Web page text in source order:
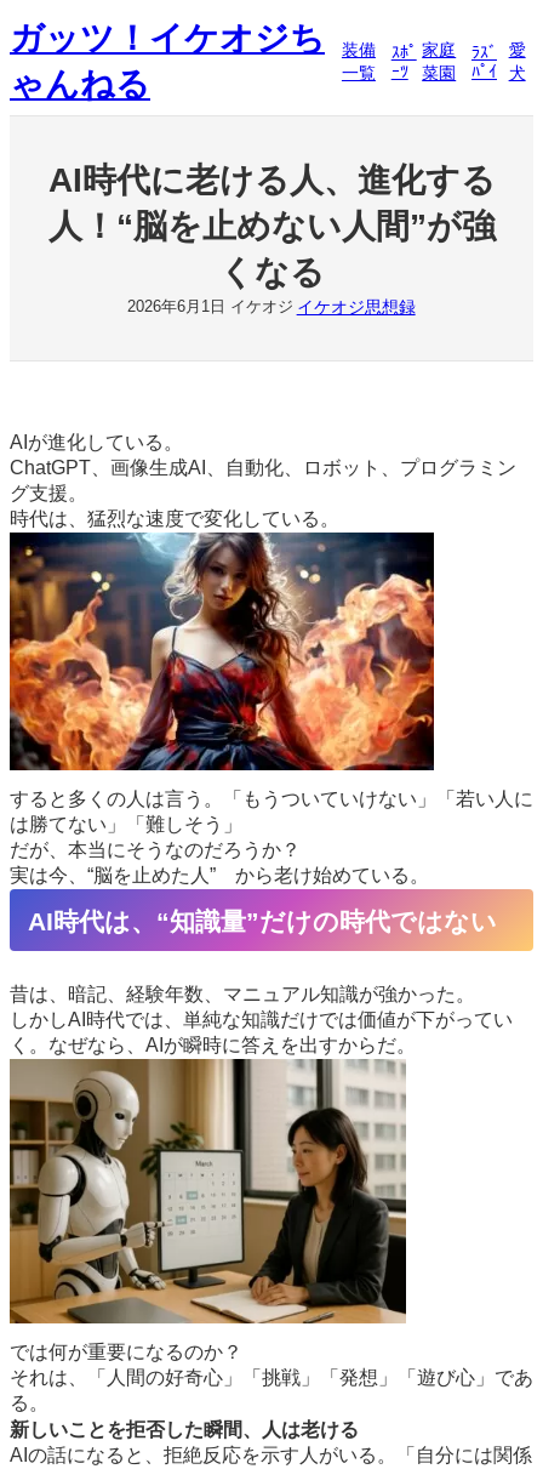
容
ス
キ
ガッツ！イケオジち
ゃんねる
装備
一覧
ｽﾎﾟ
ｰﾂ
家庭
菜園
ﾗｽﾞ
ﾊﾟｲ
愛
犬
AI時代に老ける人、進化する
人！“脳を止めない人間”が強
くなる
2026年6月1日 イケオジ イケオジ思想録
AIが進化している。
ChatGPT、画像生成AI、自動化、ロボット、プログラミン
グ支援。
時代は、猛烈な速度で変化している。
すると多くの人は言う。「もうついていけない」「若い人に
は勝てない」「難しそう」
だが、本当にそうなのだろうか？
実は今、“脳を止めた人” から老け始めている。
AI時代は、“知識量”だけの時代ではない
昔は、暗記、経験年数、マニュアル知識が強かった。
しかしAI時代では、単純な知識だけでは価値が下がってい
く。なぜなら、AIが瞬時に答えを出すからだ。
では何が重要になるのか？
それは、「人間の好奇心」「挑戦」「発想」「遊び心」であ
る。
新しいことを拒否した瞬間、人は老ける
AIの話になると、拒絶反応を示す人がいる。「自分には関係